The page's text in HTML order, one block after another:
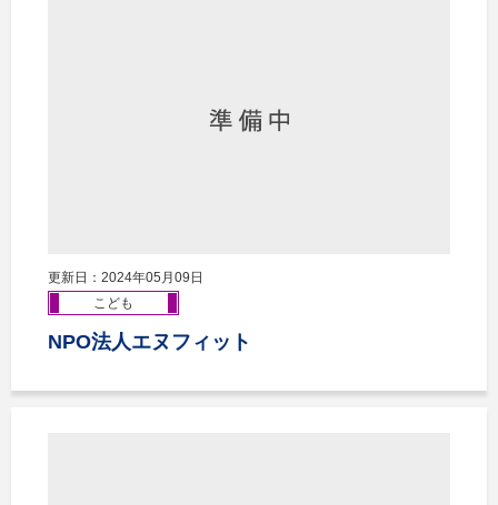
更新日：2024年05月09日
こども
NPO法人エヌフィット